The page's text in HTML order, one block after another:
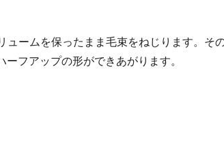
ュームを保ったまま毛束をねじります。そ
ーフアップの形ができあがります。